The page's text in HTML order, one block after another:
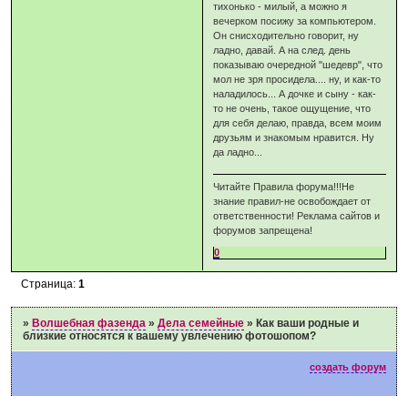
тихонько - милый, а можно я
вечерком посижу за компьютером.
Он снисходительно говорит, ну
ладно, давай. А на след. день
показываю очередной "шедевр", что
мол не зря просидела.... ну, и как-то
наладилось... А дочке и сыну - как-
то не очень, такое ощущение, что
для себя делаю, правда, всем моим
друзьям и знакомым нравится. Ну
да ладно...
Читайте Правила форума!!!Не
знание правил-не освобождает от
ответственности! Реклама сайтов и
форумов запрещена!
0
Страница:1
»Волшебная фазенда »Дела семейные »Как ваши родные и
близкие относятся к вашему увлечению фотошопом?
создать форум